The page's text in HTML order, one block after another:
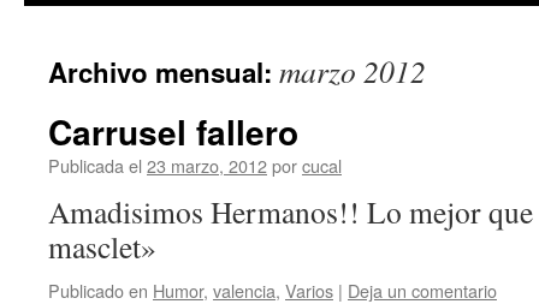
Archivo mensual: marzo 2012
Carrusel fallero
Publicada el 23 marzo, 2012porcucal
Amadisimos Hermanos!! Lo mejor
masclet»
Publicado en Humor, valencia, Varios | Deja un comentario